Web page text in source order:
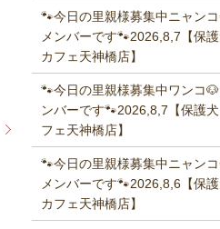
🐾今日の里親様募集中ニャン
メンバーです🐾2026,8,7【保
カフェ天神橋店】
🐾今日の里親様募集中ワンコ🐶
ンバーです🐾2026,8,7【保護犬
フェ天神橋店】
🐾今日の里親様募集中ニャン
メンバーです🐾2026,8,6【保
カフェ天神橋店】